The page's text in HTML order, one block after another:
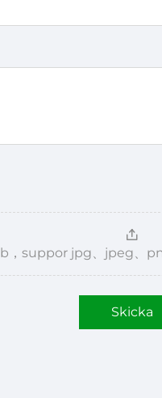
，suppor jpg、jpeg、
Skicka